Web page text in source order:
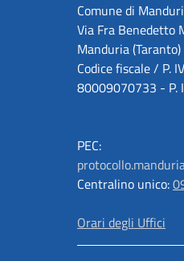
Comune di
Via Fra Benedetto
Manduria (Taranto)
Codice fiscale / P.
80009070733 - P.
PEC:
Centralino unico:
Orari degli Uffici